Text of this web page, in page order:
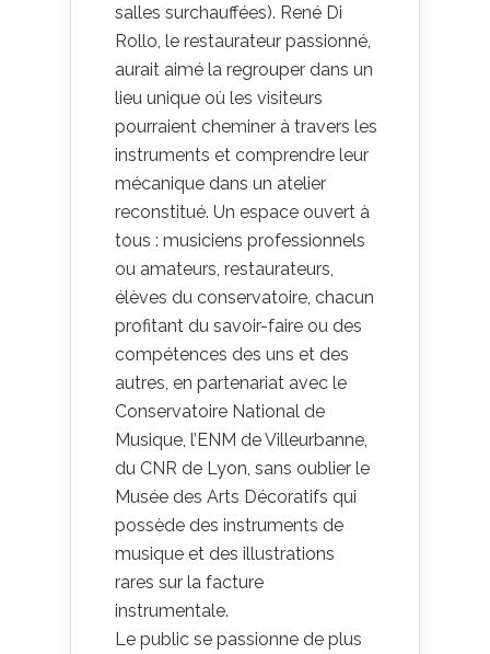
salles surchauffées). René Di
Rollo, le restaurateur passionné,
aurait aimé la regrouper dans un
lieu unique où les visiteurs
pourraient cheminer à travers les
instruments et comprendre leur
mécanique dans un atelier
reconstitué. Un espace ouvert à
tous : musiciens professionnels
ou amateurs, restaurateurs,
élèves du conservatoire, chacun
profitant du savoir-faire ou des
compétences des uns et des
autres, en partenariat avec le
Conservatoire National de
Musique, l’ENM de Villeurbanne,
du CNR de Lyon, sans oublier le
Musée des Arts Décoratifs qui
possède des instruments de
musique et des illustrations
rares sur la facture
instrumentale.
Le public se passionne de plus